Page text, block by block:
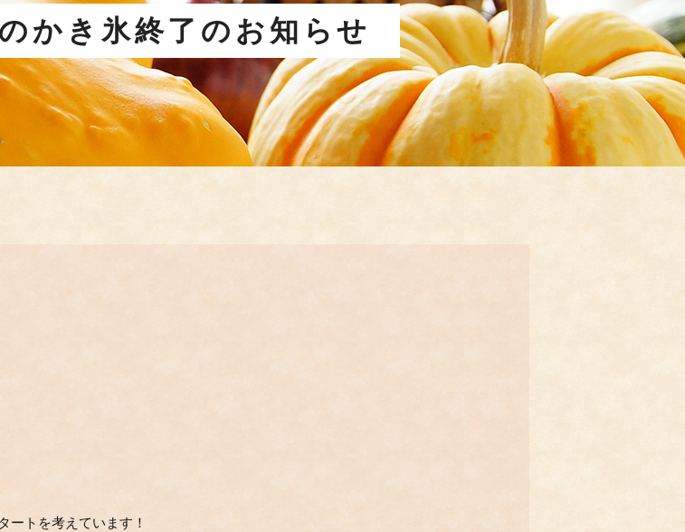
かき氷終了のお知らせ
ートを考えています！